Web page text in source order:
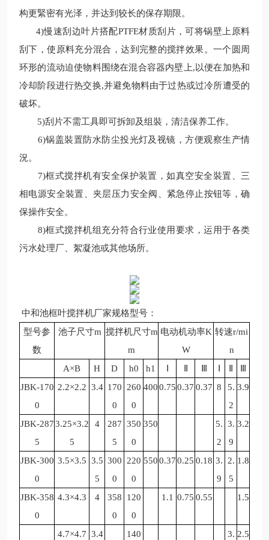
构更緊密有光泽，并达到较长的保存期限。
4)慢速刮边叶片搭配PTFE材质刮片，可将锅壁上原料
刮下，使原料充分混合，达到完整的搅拌效果。一个圆周
环形的流动迫使物料围绕在混合容器内壁上,以便在加热和
冷却阶段进行热交换,并避免物料由于过热或过冷所遭受的
破坏。
5)刮片不需工具即可拆卸及组裝，清洁保养工作。
6)锅盖裝置防水防尘投光灯及视镜，方便观察生产情
況。
7)框式搅拌机有安全保护装置，如真空安全裝置、三
相电源安全裝置、夹层压力安全阀、紧急停止按钮等，确
保操作安全。
8)框式搅拌机组充分符合行业使用要求，运用于各类
污水处理厂、絮凝池或其他场所。
中和池框叶搅拌机厂家规格型号：
型号参
数
池子尺寸m 搅拌机尺寸m
m
电动机动率K
W
转速r/mi
n
A×B H D h0 h1
JBK-170
0
2.2×2.2 3.4 170
0
260
0
4000.750.37 0.37 8
5.
2
3.9
JBK-287
5
3.25×3.2
5
4
287
5
350
0
350
5.
2
3.
9
3.2
JBK-300
0
3.5×3.5 3.5
5
300
0
220
0
5500.370.25 0.18 3.
9
2.
5
1.8
JBK-358
0
4.3×4.3 4
358
0
120
0
1.1 0.75 0.55 1.5
4.7×4.7 3.4
140
3. 2.5